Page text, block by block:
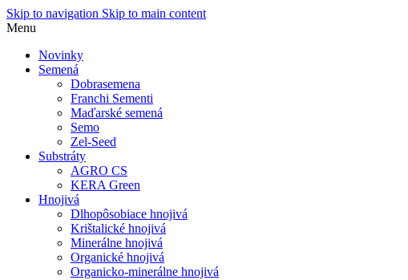
Skip to navigation Skip to main content
Menu
Novinky
Semená
Dobrasemena
Franchi Sementi
Maďarské semená
Semo
Zel-Seed
Substráty
AGRO CS
KERA Green
Hnojivá
Dlhopôsobiace hnojivá
Krištalické hnojivá
Minerálne hnojivá
Organické hnojivá
Organicko-minerálne hnojivá